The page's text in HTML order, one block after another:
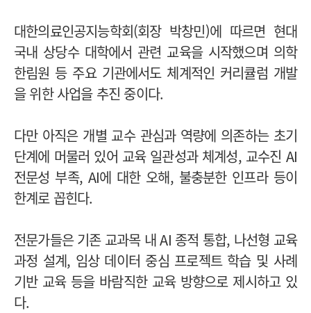
대한의료인공지능학회(회장 박창민)에 따르면 현대
국내 상당수 대학에서 관련 교육을 시작했으며 의학
한림원 등 주요 기관에서도 체계적인 커리큘럼 개발
을 위한 사업을 추진 중이다.
다만 아직은 개별 교수 관심과 역량에 의존하는 초기
단계에 머물러 있어 교육 일관성과 체계성, 교수진 AI
전문성 부족, AI에 대한 오해, 불충분한 인프라 등이
한계로 꼽힌다.
전문가들은 기존 교과목 내 AI 종적 통합, 나선형 교육
과정 설계, 임상 데이터 중심 프로젝트 학습 및 사례
기반 교육 등을 바람직한 교육 방향으로 제시하고 있
다.